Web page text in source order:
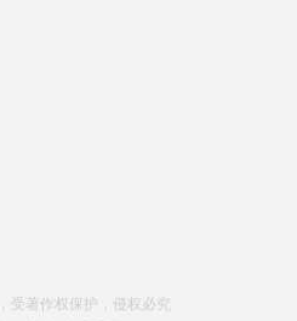
受著作权保护，侵权必究